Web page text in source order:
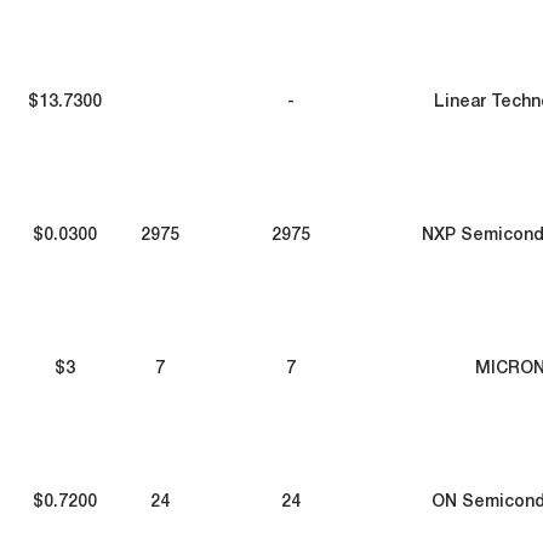
$13.7300 - Linear
$0.0300 2975 2975 NXP
$3 7 7
$0.7200 24 24 ON